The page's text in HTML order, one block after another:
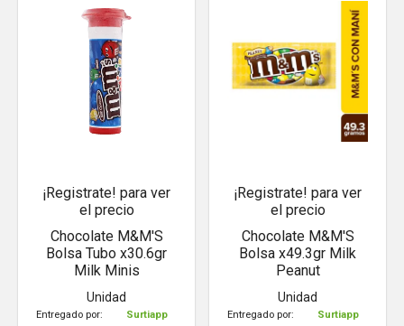
¡Registrate! para ver
el precio
Chocolate M&M'S
Bolsa Tubo x30.6gr
Milk Minis
Unidad
Entregado por: Surtiapp
¡Registrate! para ver
el precio
Chocolate M&M'S
Bolsa x49.3gr Milk
Peanut
Unidad
Entregado por: Surtiapp